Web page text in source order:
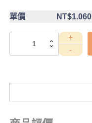
單價 NT$1.060
DCT4CC0030